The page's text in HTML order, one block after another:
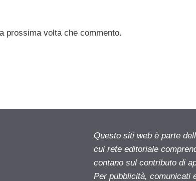
prossima volta che commento.
Questo siti web è parte
cui rete editoriale
contano sul contributo di
Per pubblicità, comunicati